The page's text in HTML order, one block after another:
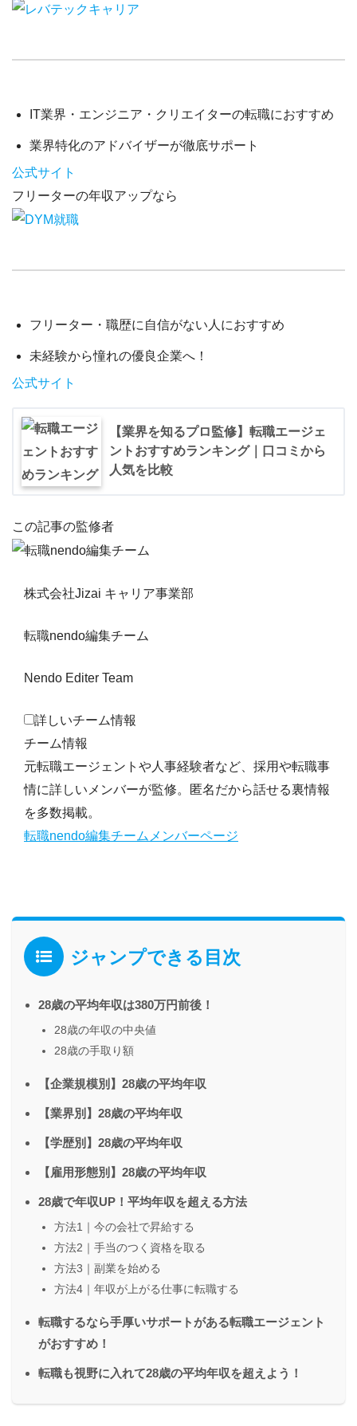
IT業界・エンジニア・クリエイターの転職におすすめ
業界特化のアドバイザーが徹底サポート
公式サイト
フリーターの年収アップなら
フリーター・職歴に自信がない人 におすすめ
未経験から憧れの優良企業へ！
公式サイト
【業界を知るプロ監修】転職エージェ
ントおすすめランキング｜口コミから
人気を比較
この記事の監修者
株式会社Jizai キャリア事業部
転職nendo編集チーム
Nendo Editer Team
詳しいチーム情報
チーム情報
元転職エージェントや人事経験者など、採用や転職事
情に詳しいメンバーが監修。匿名だから話せる裏情報
を多数掲載。
転職nendo編集チームメンバーページ
ジャンプできる目次
28歳の平均年収は380万円前後！
28歳の年収の中央値
28歳の手取り額
【企業規模別】28歳の平均年収
【業界別】28歳の平均年収
【学歴別】28歳の平均年収
【雇用形態別】28歳の平均年収
28歳で年収UP！平均年収を超える方法
方法1｜今の会社で昇給する
方法2｜手当のつく資格を取る
方法3｜副業を始める
方法4｜年収が上がる仕事に転職する
転職するなら手厚いサポートがある転職エージェント
がおすすめ！
転職も視野に入れて28歳の平均年収を超えよう！